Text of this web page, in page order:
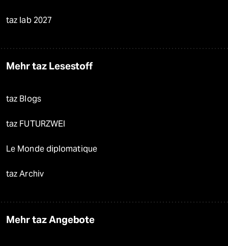
taz lab 2027
Mehr taz Lesestoff
taz Blogs
taz FUTURZWEI
Le Monde diplomatique
taz Archiv
Mehr taz Angebote